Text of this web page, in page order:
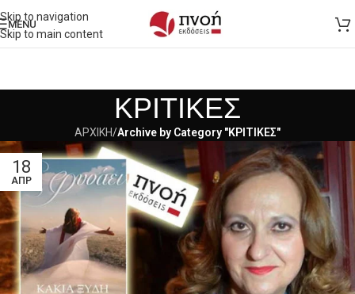
Skip to navigation
Skip to main content
MENU
ΚΡΙΤΙΚΕΣ
ΑΡΧΙΚΗ/Archive by Category "ΚΡΙΤΙΚΕΣ"
18
ΑΠΡ